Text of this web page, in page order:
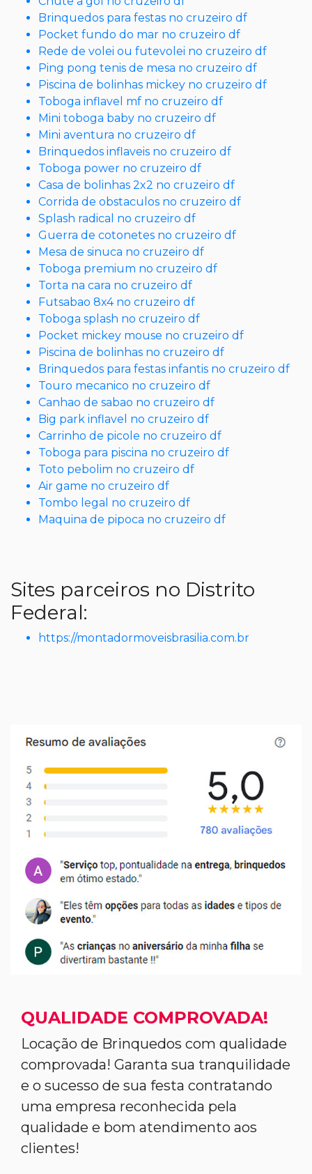
Brinquedos para festas no cruzeiro df
Pocket fundo do mar no cruzeiro df
Rede de volei ou futevolei no cruzeiro df
Ping pong tenis de mesa no cruzeiro df
Piscina de bolinhas mickey no cruzeiro df
Toboga inflavel mf no cruzeiro df
Mini toboga baby no cruzeiro df
Mini aventura no cruzeiro df
Brinquedos inflaveis no cruzeiro df
Toboga power no cruzeiro df
Casa de bolinhas 2x2 no cruzeiro df
Corrida de obstaculos no cruzeiro df
Splash radical no cruzeiro df
Guerra de cotonetes no cruzeiro df
Mesa de sinuca no cruzeiro df
Toboga premium no cruzeiro df
Torta na cara no cruzeiro df
Futsabao 8x4 no cruzeiro df
Toboga splash no cruzeiro df
Pocket mickey mouse no cruzeiro df
Piscina de bolinhas no cruzeiro df
Brinquedos para festas infantis no cruzeiro df
Touro mecanico no cruzeiro df
Canhao de sabao no cruzeiro df
Big park inflavel no cruzeiro df
Carrinho de picole no cruzeiro df
Toboga para piscina no cruzeiro df
Toto pebolim no cruzeiro df
Air game no cruzeiro df
Tombo legal no cruzeiro df
Maquina de pipoca no cruzeiro df
Sites parceiros no Distrito
Federal:
https://montadormoveisbrasilia.com.br
QUALIDADE COMPROVADA!
Locação de Brinquedos com qualidade
comprovada! Garanta sua tranquilidade
e o sucesso de sua festa contratando
uma empresa reconhecida pela
qualidade e bom atendimento aos
clientes!